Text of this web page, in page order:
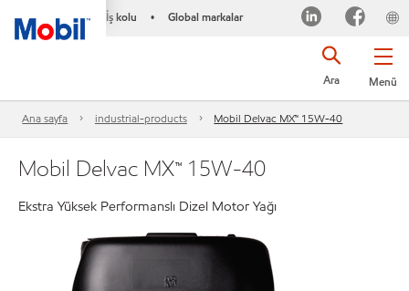
İş kolu • Global markalar
Menü
Ara
Ana sayfa industrial-products Mobil Delvac MX™ 15W-40
Mobil Delvac MX™ 15W-40
Ekstra Yüksek Performanslı Dizel Motor Yağı